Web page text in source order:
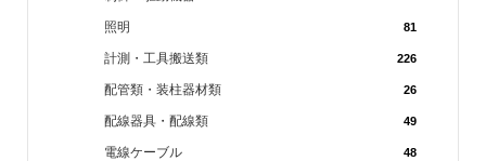
照明 81
計測・工具搬送類 226
配管類・装柱器材類 26
配線器具・配線類 49
電線ケーブル 48